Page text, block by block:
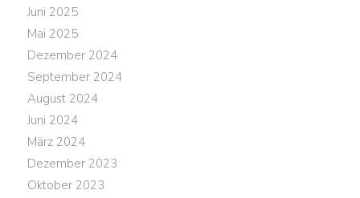
Juni 2025
Mai 2025
Dezember 2024
September 2024
August 2024
Juni 2024
März 2024
Dezember 2023
Oktober 2023